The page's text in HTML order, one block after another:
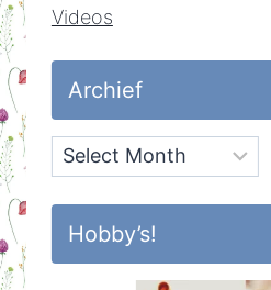
Videos
Archief
Archief
Hobby’s!